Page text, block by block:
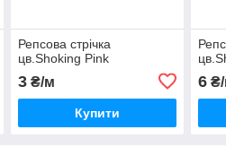
Репсова стрічка
цв.Shoking Pink
3₴/м
Купити
6